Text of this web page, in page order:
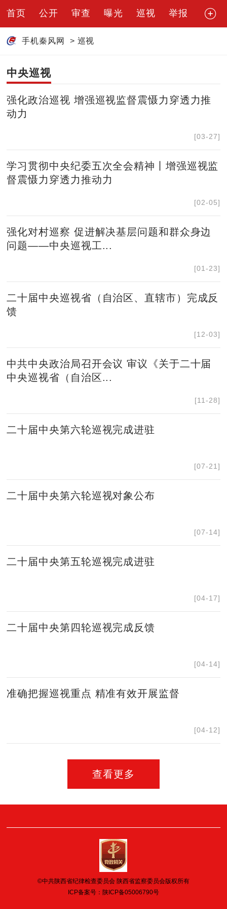
首页 公开 审查 曝光 巡视 举报
手机秦风网 > 巡视
中央巡视
强化政治巡视 增强巡视监督震慑力穿透力推
动力
[03-27]
学习贯彻中央纪委五次全会精神丨增强巡视监
督震慑力穿透力推动力
[02-05]
强化对村巡察 促进解决基层问题和群众身边
问题——中央巡视工...
[01-23]
二十届中央巡视省（自治区、直辖市）完成反
馈
[12-03]
中共中央政治局召开会议 审议《关于二十届
中央巡视省（自治区...
[11-28]
二十届中央第六轮巡视完成进驻
[07-21]
二十届中央第六轮巡视对象公布
[07-14]
二十届中央第五轮巡视完成进驻
[04-17]
二十届中央第四轮巡视完成反馈
[04-14]
准确把握巡视重点 精准有效开展监督
[04-12]
查看更多
©中共陕西省纪律检查委员会 陕西省监察委员会版权所有
ICP备案号： 陕ICP备05006790号